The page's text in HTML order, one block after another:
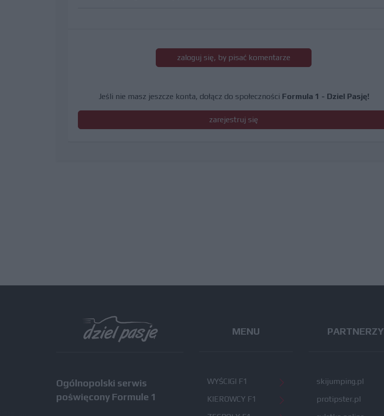
zaloguj się, by pisać komentarze
Jeśli nie masz jeszcze konta, dołącz do społeczności Formula 1 - Dziel Pasję!
zarejestruj się
Ogólnopolski serwis
poświęcony Formule 1
MENU
WYŚCIGI F1
KIEROWCY F1
PARTNERZY
skijumping.pl
protipster.pl